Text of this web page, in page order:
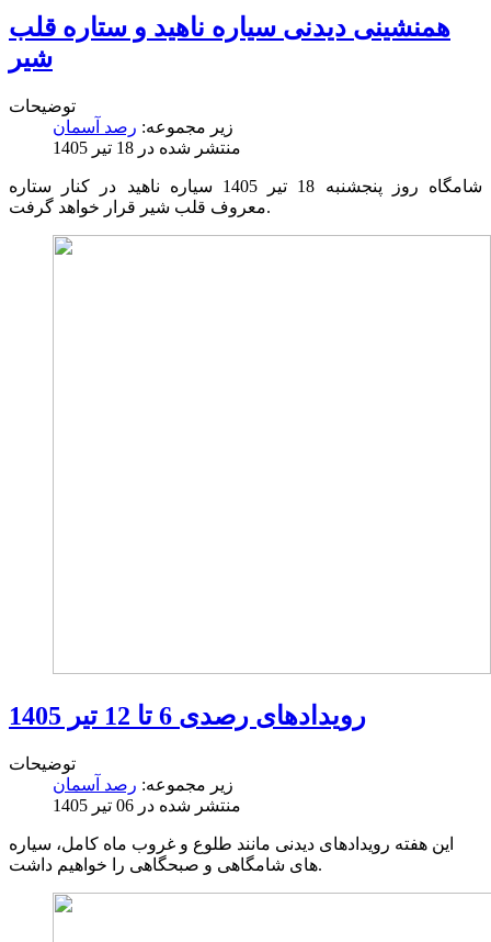
همنشینی دیدنی سیاره ناهید و ستاره قلب
شیر
توضیحات
زیر مجموعه: رصد آسمان
منتشر شده در 18 تیر 1405
شامگاه روز پنجشنبه 18 تیر 1405 سیاره ناهید در کنار ستاره
معروف قلب شیر قرار خواهد گرفت.
رویدادهای رصدی 6 تا 12 تیر 1405
توضیحات
زیر مجموعه: رصد آسمان
منتشر شده در 06 تیر 1405
این هفته رویدادهای دیدنی مانند طلوع و غروب ماه کامل، سیاره
های شامگاهی و صبحگاهی را خواهیم داشت.